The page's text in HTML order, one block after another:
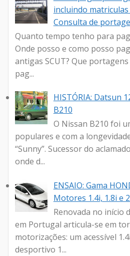
incluindo
Consulta de
Quanto tempo tenho para
Onde posso e como posso
antigas SCUT? Que
pag...
HISTÓRIA: Datsun
B210
O Nissan B210 foi
populares e com a
“Sunny”. Sucessor do
onde d...
ENSAIO: Gama
Motores 1.4i, 1.8i e
Renovada no início
em Portugal articula-se em
motorizações: um acessível
desportivo 1...